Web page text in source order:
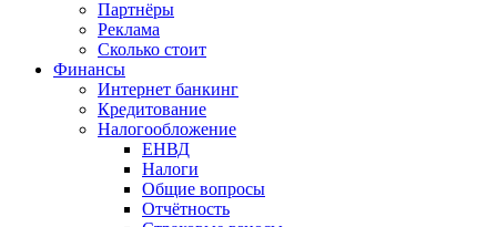
Партнёры
Реклама
Сколько стоит
Финансы
Интернет банкинг
Кредитование
Налогообложение
ЕНВД
Налоги
Общие вопросы
Отчётность